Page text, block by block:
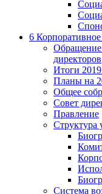
6
Обращение
директоров
Итоги 2019
Планы на
Общее
Совет
Правление
Структура
Система